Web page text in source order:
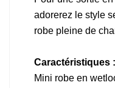
adorerez le style
robe pleine de
Caractéristiques :
Mini robe en